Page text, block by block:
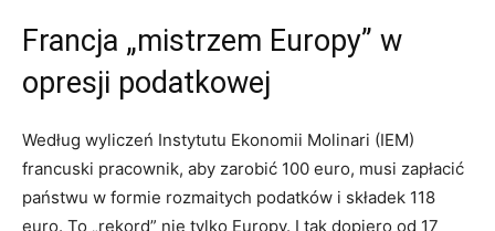
Francja „mistrzem Europy” w
opresji podatkowej
Według wyliczeń Instytutu Ekonomii Molinari (IEM)
francuski pracownik, aby zarobić 100 euro, musi zapłacić
państwu w formie rozmaitych podatków i składek 118
euro. To „rekord” nie tylko Europy. I tak dopiero od 17